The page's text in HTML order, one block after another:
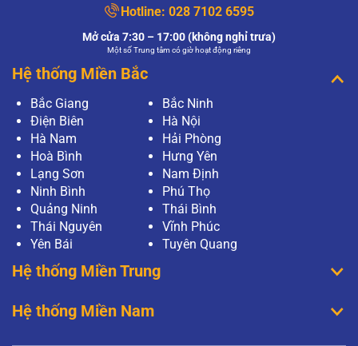
Hotline: 028 7102 6595
Mở cửa 7:30 – 17:00 (không nghỉ trưa)
Một số Trung tâm có giờ hoạt động riêng
Hệ thống Miền Bắc
Bắc Giang
Bắc Ninh
Điện Biên
Hà Nội
Hà Nam
Hải Phòng
Hoà Bình
Hưng Yên
Lạng Sơn
Nam Định
Ninh Bình
Phú Thọ
Quảng Ninh
Thái Bình
Thái Nguyên
Vĩnh Phúc
Yên Bái
Tuyên Quang
Hệ thống Miền Trung
Hệ thống Miền Nam